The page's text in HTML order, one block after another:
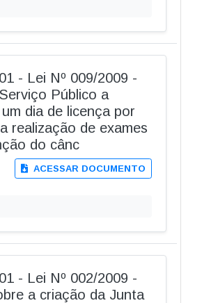
- Lei Nº 009/2009 -
Público a
dia de licença por
realização de exames
do cânc
ACESSAR DOCUMENTO
- Lei Nº 002/2009 -
a criação da Junta